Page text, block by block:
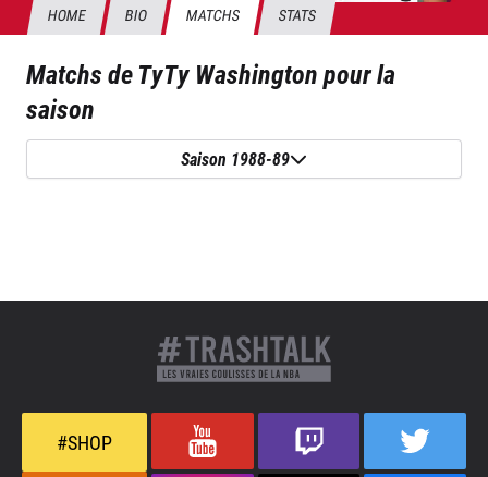
HOME BIO MATCHS STATS
Matchs deTyTy Washingtonpour la
saison
Saison 1988-89
#SHOP